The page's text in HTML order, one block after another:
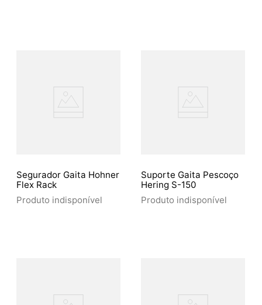
Segurador Gaita Hohner
Flex Rack
Produto indisponível
Suporte Gaita Pescoço
Hering S-150
Produto indisponível